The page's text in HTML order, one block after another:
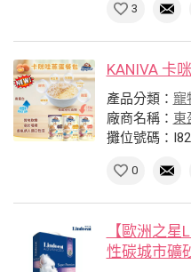
3
KANIVA 卡
產品分類： 寵
廠商名稱： 東
攤位號碼：
0
【歐洲之星
性碳城市礦